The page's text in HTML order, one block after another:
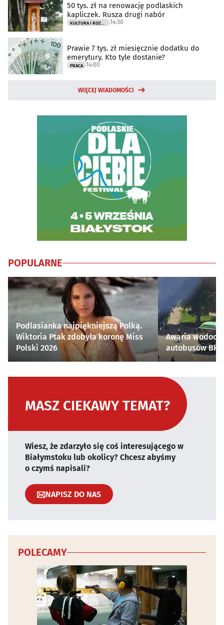
50 tys. zł na renowację podlaskich
kapliczek. Rusza drugi nabór
14:30
Prawie 7 tys. zł miesięcznie dodatku do
emerytury. Kto tyle dostanie?
PRACA 14:00
WIĘCEJ WIADOMOŚCI
POPULARNE
Podlasianka najpiękniejszą Polką.
Wiktoria Ptak zdobyła koronę Miss
Polski 2026
Awaria
autobusów
MASZ CIEKAWY TEMAT?
Wiesz, że zdarzyło się coś interesującego w
Białymstoku lub okolicy? Chcesz abyśmy
o czymś napisali?
NAPISZ DO NAS
POLECAMY